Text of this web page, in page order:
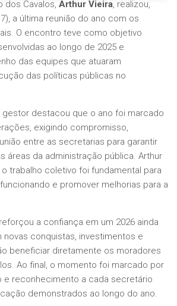
dos Cavalos, Arthur Vieira, realizou,
a última reunião do ano com os
O encontro teve como objetivo
ao longo de 2025 e
das equipes que atuaram
das políticas públicas no
gestor destacou que o ano foi marcado
exigindo compromisso,
entre as secretarias para garantir
áreas da administração pública. Arthur
trabalho coletivo foi fundamental para
e promover melhorias para a
a confiança em um 2026 ainda
novas conquistas, investimentos e
beneficiar diretamente os moradores
Ao final, o momento foi marcado por
e reconhecimento a cada secretário
demonstrados ao longo do ano.